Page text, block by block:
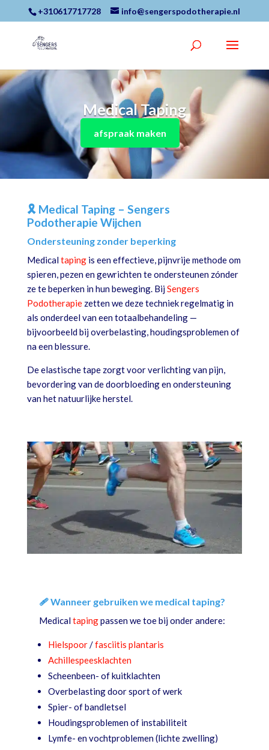
+310617717728 info@sengerspodotherapie.nl
Medical Taping
afspraak maken
🎗️ Medical Taping – Sengers
Podotherapie Wijchen
Ondersteuning zonder beperking
Medicaltapingis een effectieve, pijnvrije methode om
spieren, pezen en gewrichten te ondersteunen zónder
ze te beperken in hun beweging. BijSengers
Podotherapiezetten we deze techniek regelmatig in
als onderdeel van een totaalbehandeling —
bijvoorbeeld bij overbelasting, houdingsproblemen of
na een blessure.
De elastische tape zorgt voor verlichting van pijn,
bevordering van de doorbloeding en ondersteuning
van het natuurlijke herstel.
🩹 Wanneer gebruiken we medical taping?
Medicaltapingpassen we toe bij onder andere:
Hielspoor/fasciitis plantaris
Achillespeesklachten
Scheenbeen- of kuitklachten
Overbelasting door sport of werk
Spier- of bandletsel
Houdingsproblemen of instabiliteit
Lymfe- en vochtproblemen (lichte zwelling)